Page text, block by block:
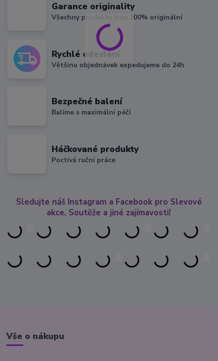
Garance originality
Všechny produkty jsou 100% originální
Rychlé odeslání
Většinu objednávek expedujeme do 24h
Bezpečné balení
Balíme s maximální péčí
Háčkované produkty
Poctivá ruční práce
Sledujte náš Instagram a Facebook pro Slevové
akce, Soutěže a jiné zajímavosti!
Vše o nákupu